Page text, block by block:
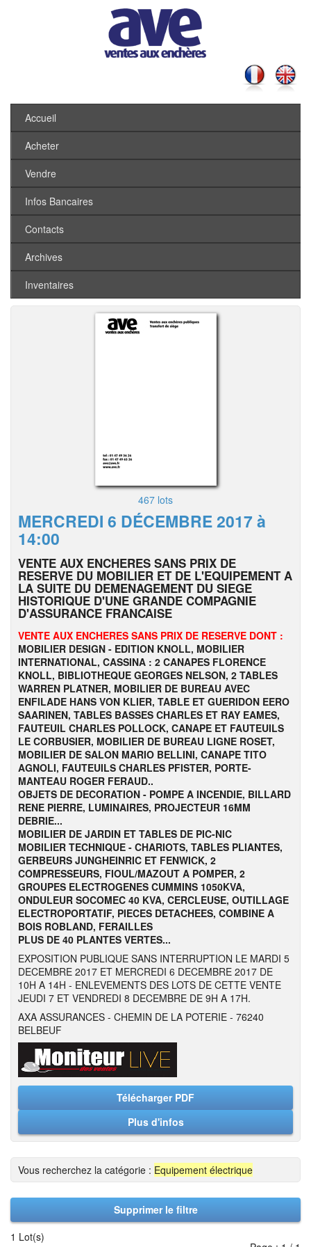
Accueil
Acheter
Vendre
Infos Bancaires
Contacts
Archives
Inventaires
467 lots
MERCREDI 6 DÉCEMBRE 2017 à
14:00
VENTE AUX ENCHERES SANS PRIX DE
RESERVE DU MOBILIER ET DE L'EQUIPEMENT A
LA SUITE DU DEMENAGEMENT DU SIEGE
HISTORIQUE D'UNE GRANDE COMPAGNIE
D'ASSURANCE FRANCAISE
VENTE AUX ENCHERES SANS PRIX DE RESERVE DONT :
MOBILIER DESIGN - EDITION KNOLL, MOBILIER
INTERNATIONAL, CASSINA : 2 CANAPES FLORENCE
KNOLL, BIBLIOTHEQUE GEORGES NELSON, 2 TABLES
WARREN PLATNER, MOBILIER DE BUREAU AVEC
ENFILADE HANS VON KLIER, TABLE ET GUERIDON EERO
SAARINEN, TABLES BASSES CHARLES ET RAY EAMES,
FAUTEUIL CHARLES POLLOCK, CANAPE ET FAUTEUILS
LE CORBUSIER, MOBILIER DE BUREAU LIGNE ROSET,
MOBILIER DE SALON MARIO BELLINI, CANAPE TITO
AGNOLI, FAUTEUILS CHARLES PFISTER, PORTE-
MANTEAU ROGER FERAUD..
OBJETS DE DECORATION - POMPE A INCENDIE, BILLARD
RENE PIERRE, LUMINAIRES, PROJECTEUR 16MM
DEBRIE...
MOBILIER DE JARDIN ET TABLES DE PIC-NIC
MOBILIER TECHNIQUE - CHARIOTS, TABLES PLIANTES,
GERBEURS JUNGHEINRIC ET FENWICK, 2
COMPRESSEURS, FIOUL/MAZOUT A POMPER, 2
GROUPES ELECTROGENES CUMMINS 1050KVA,
ONDULEUR SOCOMEC 40 KVA, CERCLEUSE, OUTILLAGE
ELECTROPORTATIF, PIECES DETACHEES, COMBINE A
BOIS ROBLAND, FERAILLES
PLUS DE 40 PLANTES VERTES...
EXPOSITION PUBLIQUE SANS INTERRUPTION LE MARDI 5
DECEMBRE 2017 ET MERCREDI 6 DECEMBRE 2017 DE
10H A 14H - ENLEVEMENTS DES LOTS DE CETTE VENTE
JEUDI 7 ET VENDREDI 8 DECEMBRE DE 9H A 17H.
AXA ASSURANCES - CHEMIN DE LA POTERIE - 76240
BELBEUF
Télécharger PDF
Plus d'infos
Vous recherchez la catégorie : Equipement électrique
Supprimer le filtre
1 Lot(s)